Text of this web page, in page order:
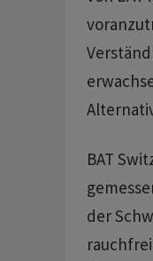
BAT
der